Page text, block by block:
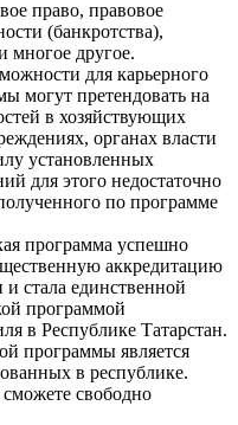
право, правовое
(банкротства),
многое другое.
для карьерного
могут претендовать на
в хозяйствующих
органах власти
установленных
для этого недостаточно
по программе
программа успешно
аккредитацию
стала единственной
программой
в Республике Татарстан.
программы является
в республике.
свободно